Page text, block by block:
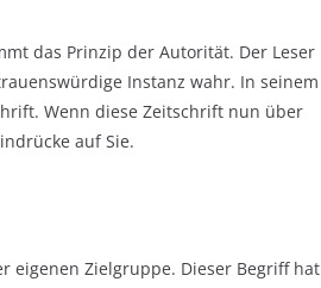
das Prinzip der Autorität. Der Leser
Instanz wahr. In seinem
Wenn diese Zeitschrift nun über
auf Sie.
eigenen Zielgruppe. Dieser Begriff hat